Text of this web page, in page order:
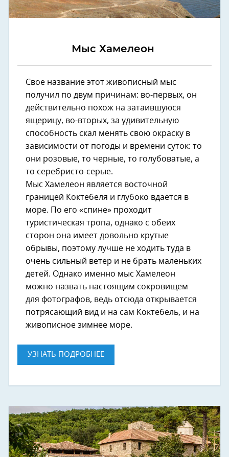
Мыс Хамелеон
Свое название этот живописный мыс
получил по двум причинам: во-первых, он
действительно похож на затаившуюся
ящерицу, во-вторых, за удивительную
способность скал менять свою окраску в
зависимости от погоды и времени суток: то
они розовые, то черные, то голубоватые, а
то серебристо-серые.
Мыс Хамелеон является восточной
границей Коктебеля и глубоко вдается в
море. По его «спине» проходит
туристическая тропа, однако с обеих
сторон она имеет довольно крутые
обрывы, поэтому лучше не ходить туда в
очень сильный ветер и не брать маленьких
детей. Однако именно мыс Хамелеон
можно назвать настоящим сокровищем
для фотографов, ведь отсюда открывается
потрясающий вид и на сам Коктебель, и на
живописное зимнее море.
УЗНАТЬ ПОДРОБНЕЕ